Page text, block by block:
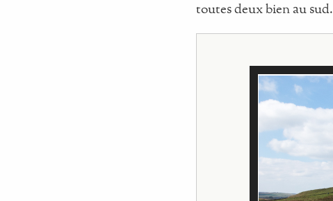
toutes deux bien au sud.